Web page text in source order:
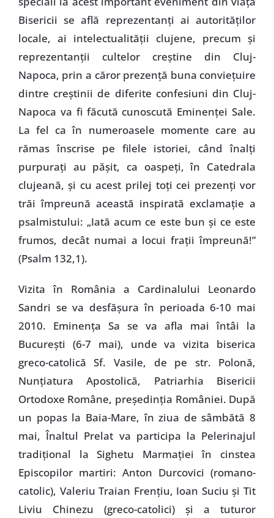
Bisericii se află reprezentanţi ai autorităţilor
locale, ai intelectualităţii clujene, precum şi
reprezentanţii cultelor creştine din Cluj-
Napoca, prin a căror prezenţă buna convieţuire
dintre creştinii de diferite confesiuni din Cluj-
Napoca va fi făcută cunoscută Eminenţei Sale.
La fel ca în numeroasele momente care au
rămas înscrise pe filele istoriei, când înalţi
purpuraţi au păşit, ca oaspeţi, în Catedrala
clujeană, şi cu acest prilej toţi cei prezenţi vor
trăi împreună această inspirată exclamaţie a
psalmistului: „Iată acum ce este bun şi ce este
frumos, decât numai a locui fraţii împreună!”
(Psalm 132,1).
Vizita în România a Cardinalului Leonardo
Sandri se va desfăşura în perioada 6-10 mai
2010. Eminenţa Sa se va afla mai întâi la
Bucureşti (6-7 mai), unde va vizita biserica
greco-catolică Sf. Vasile, de pe str. Polonă,
Nunţiatura Apostolică, Patriarhia Bisericii
Ortodoxe Române, preşedinţia României. După
un popas la Baia-Mare, în ziua de sâmbătă 8
mai, Înaltul Prelat va participa la Pelerinajul
tradiţional la Sighetu Marmaţiei în cinstea
Episcopilor martiri: Anton Durcovici (romano-
catolic), Valeriu Traian Frenţiu, Ioan Suciu şi Tit
Liviu Chinezu (greco-catolici) şi a tuturor